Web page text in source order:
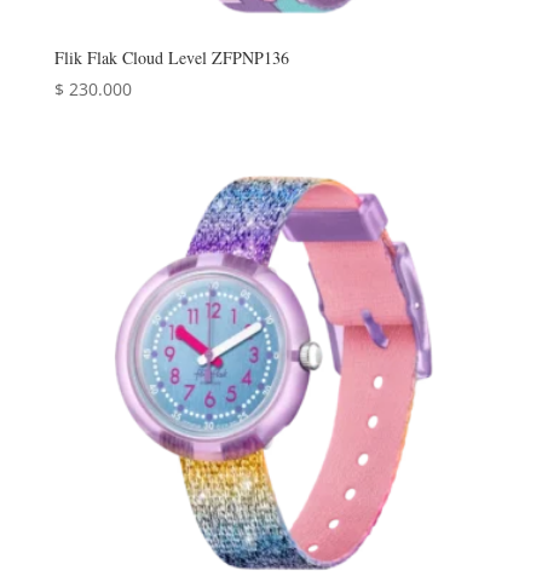
Flik Flak Cloud Level ZFPNP136
$ 230.000